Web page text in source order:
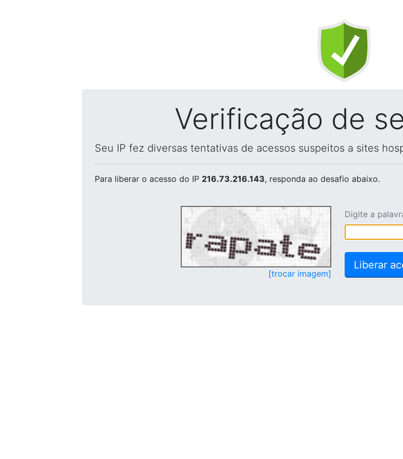
Verificação de
Seu IP fez diversas tentativas de acessos suspeitos a sites
Para liberar o acesso do IP 216.73.216.143, responda ao desafio abaixo.
[trocar imagem]
Digite a